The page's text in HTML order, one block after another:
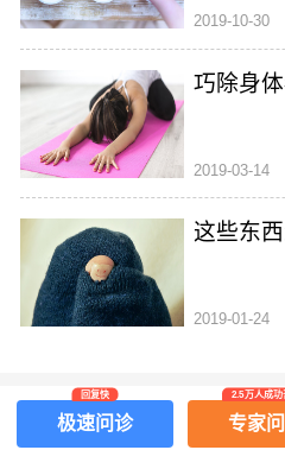
2019-10-30
巧除身
2019-03-14
这些东
2019-01-24
极速问诊
回复快
专家
2.5万人成功